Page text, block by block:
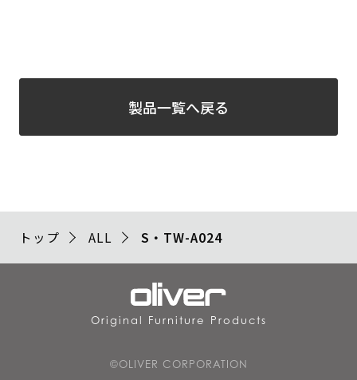
製品一覧へ戻る
トップ ALL S・TW-A024
Original Furniture Products
©OLIVER CORPORATION